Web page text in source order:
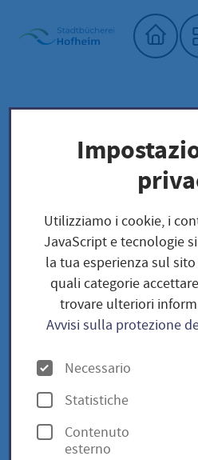
Home"
Biblioteca comunale
Unser Saatgut: Aussaat -
Kräuter und Blumen
Wildes Basilikum / Ocimum
Wildes
Ocimum
Wildes Basilikum
canum
Utilizziamo i cookie, i
JavaScript e tecnologie
la tua esperienza sul
quali categorie
trovare ulteriori
Avvisi sulla protezione
O
p
z
i
Necessario
Statistiche
Contenuto
esterno